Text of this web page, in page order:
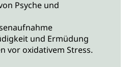
Psyche und
und Ermüdung
vor oxidativem Stress.